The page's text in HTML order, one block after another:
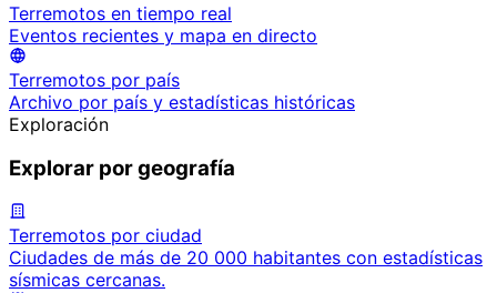
Terremotos en tiempo real
Eventos recientes y mapa en directo
Terremotos por país
Archivo por país y estadísticas históricas
Exploración
Explorar por geografía
Terremotos por ciudad
Ciudades de más de 20 000 habitantes con estadísticas
sísmicas cercanas.